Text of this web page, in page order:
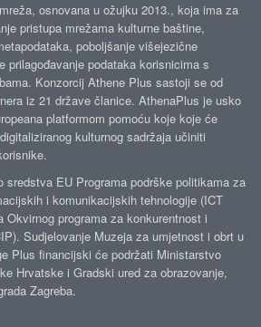
osnovana u ožujku 2013., koja ima za
pristupa mrežama kulturne baštine,
poboljšanje višejezične
prilagođavanje podataka korisnicima s
Konzorcij Athene Plus sastoji se od
iz 21 države članice. AthenaPlus je usko
platformom pomoću koje koje će
kulturnog sadržaja učiniti
sredstva EU Programa podrške politikama za
i komunikacijskih tehnologije (ICT
Okvirnog programa za konkurentnost i
Sudjelovanje Muzeja za umjetnost i obrt u
Plus financijski će podržati Ministarstvo
Hrvatske i Gradski ured za obrazovanje,
Zagreba.